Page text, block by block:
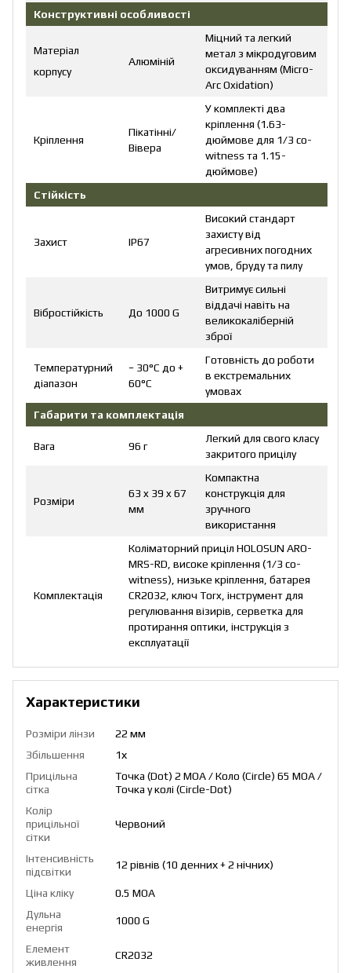
Конструктивні особливості
Матеріал
корпусу
Алюміній
Міцний та легкий
метал з мікродуговим
оксидуванням (Micro-
Arc Oxidation)
Кріплення
Пікатінні/
Вівера
У комплекті два
кріплення (1.63-
дюймове для 1/3 co-
witness та 1.15-
дюймове)
Стійкість
Захист IP67
Високий стандарт
захисту від
агресивних погодних
умов, бруду та пилу
Вібростійкість До 1000 G
Витримує сильні
віддачі навіть на
великокаліберній
зброї
Температурний
діапазон
− 30°C до +
60°C
Готовність до роботи
в екстремальних
умовах
Габарити та комплектація
Вага 96 г
Легкий для свого класу
закритого прицілу
Розміри
63 x 39 x 67
мм
Компактна
конструкція для
зручного
використання
Комплектація
Коліматорний приціл HOLOSUN ARO-
MRS-RD, високе кріплення (1/3 co-
witness), низьке кріплення, батарея
CR2032, ключ Torx, інструмент для
регулювання візирів, серветка для
протирання оптики, інструкція з
експлуатації
Характеристики
Розміри лінзи
22 мм
Збільшення
1х
Прицільна
сітка
Точка (Dot) 2 МОА / Коло (Circle) 65 MOA /
Точка у колі (Circle-Dot)
Колір
прицільної
сітки
Червоний
Інтенсивність
підсвітки
12 рівнів (10 денних + 2 нічних)
Ціна кліку
0.5 МОА
Дульна
енергія
1000 G
Елемент
живлення
CR2032